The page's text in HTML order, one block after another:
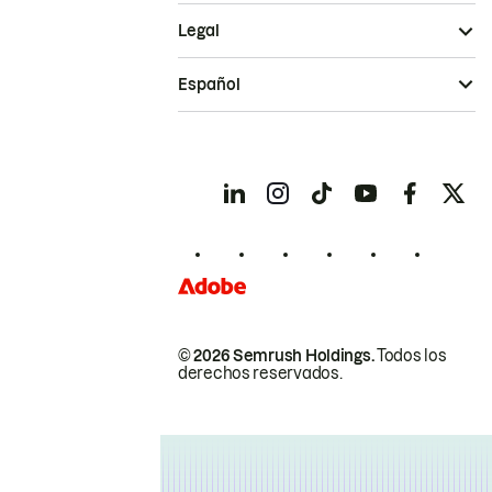
© 2026 Semrush Holdings.Todos los
derechos reservados.
Legal
Español